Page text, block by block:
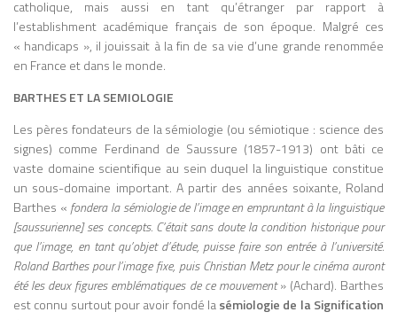
catholique, mais aussi en tant qu’étranger par rapport à
l’establishment académique français de son époque. Malgré ces
« handicaps », il jouissait à la fin de sa vie d’une grande renommée
en France et dans le monde.
BARTHES ET LA SEMIOLOGIE
Les pères fondateurs de la sémiologie (ou sémiotique : science des
signes) comme Ferdinand de Saussure (1857-1913) ont bâti ce
vaste domaine scientifique au sein duquel la linguistique constitue
un sous-domaine important. A partir des années soixante, Roland
Barthes « fondera la sémiologie de l’image en empruntant à la linguistique
[saussurienne] ses concepts. C’était sans doute la condition historique pour
que l’image, en tant qu’objet d’étude, puisse faire son entrée à l’université.
Roland Barthes pour l’image fixe, puis Christian Metz pour le cinéma auront
été les deux figures emblématiques de ce mouvement» (Achard). Barthes
est connu surtout pour avoir fondé lasémiologie de la Signification
L’UTILISATION DE DONNÉES PROTÉGÉES POUR
ENTRAÎNER CES MODÈLES ? IMPACT SOCIAL ET
ÉCONOMIQUE : L’IA TRANSFORME DES MÉTIERS :
CERTAINS CRÉATIFS PEUVENT ÊTRE ASSISTÉS,
RAPPORT À LA CRÉATION ET À L’INFORMATION.
contenus, mais des environnements qui
structurent la perception, la pensée et les
relations sociales. Sa célèbre formule «
the medium is the message » résume
cette idée selon laquelle l’impact d’un
que dans la manière dont il transforme les
comportements individuels et collectifs.
McLuhan analyse l’histoire des sociétés à
travers l’évolution des technologies de
communication, depuis l’oralité jusqu’à
l’imprimerie, puis aux médias
électroniques. Il montre notamment
comment l’imprimerie a favorisé la pensée
linéaire, l’individualisme et l’organisation
rationnelle du monde moderne, tandis